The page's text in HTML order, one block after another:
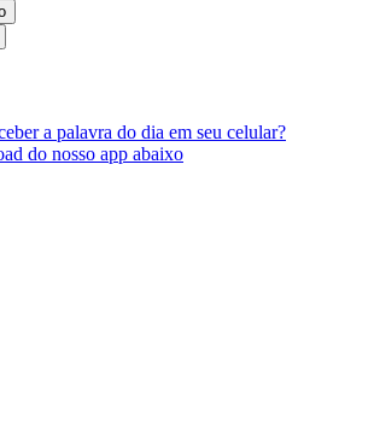
a palavra do dia em seu celular?
do nosso app abaixo